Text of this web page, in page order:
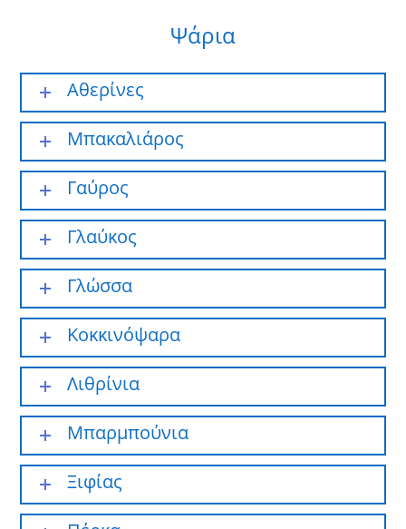
Ψάρια
Αθερίνες
Μπακαλιάρος
Γαύρος
Γλαύκος
Γλώσσα
Κοκκινόψαρα
Λιθρίνια
Μπαρμπούνια
Ξιφίας